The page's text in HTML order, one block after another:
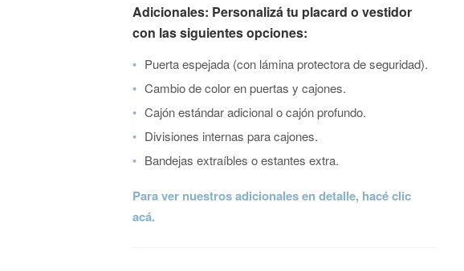
Adicionales: Personalizá tu placard o vestidor
con las siguientes opciones:
• Puerta espejada (con lámina protectora de seguridad).
• Cambio de color en puertas y cajones.
• Cajón estándar adicional o cajón profundo.
• Divisiones internas para cajones.
• Bandejas extraíbles o estantes extra.
Para ver nuestros adicionales en detalle, hacé clic
acá.